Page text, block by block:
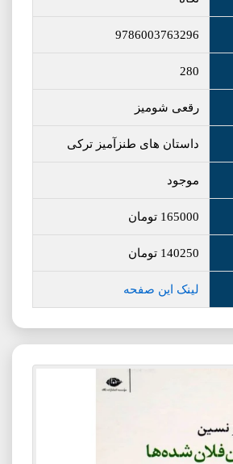
9786003763296
280
رقعی شومیز
داستان های طنزآمیز ترکی
موجود
165000 تومان
140250 تومان
لینک این صفحه